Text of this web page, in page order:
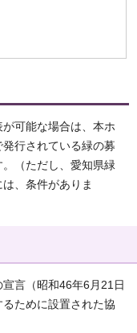
可能な場合は、本ホ
行されている緑の募
（ただし、愛知県緑
、条件がありま
言（昭和46年6月21日
ために設置された協